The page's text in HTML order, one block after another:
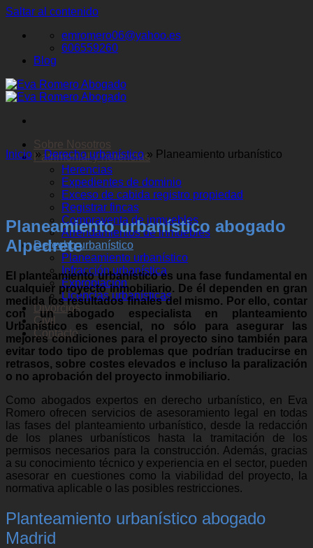
Saltar al contenido
emromero06@yahoo.es
606559260
Blog
Sobre Nosotros
Patrimonial y herencias
Herencias
Expedientes de dominio
Exceso de cabida registro propiedad
Registrar fincas
Compraventa de inmuebles
Arrendamientos de inmuebles
Derecho urbanístico
Planeamiento urbanístico
Infracción urbanística
Expropiación
Licencias urbanísticas
Divorcios
Civil
Contacto
Inicio » Derecho urbanístico » Planeamiento urbanístico
Planeamiento urbanístico abogado
Alpedrete
El planteamiento urbanístico es una fase fundamental en
cualquier proyecto inmobiliario. De él dependen en gran
medida los resultados finales del mismo. Por ello, contar
con un abogado especialista en planteamiento
Urbanístico es esencial, no sólo para asegurar las
mejores condiciones para el proyecto sino también para
evitar todo tipo de problemas que podrían traducirse en
retrasos, sobre costes elevados e incluso la paralización
o no aprobación del proyecto inmobiliario.
Como abogados expertos en derecho urbanístico, en Eva
Romero ofrecen servicios de asesoramiento legal en todas
las fases del planteamiento urbanístico, desde la redacción
de los planes urbanísticos hasta la tramitación de los
permisos necesarios para la construcción. Además, gracias
a su conocimiento técnico y experiencia en el sector, pueden
asesorar en cuestiones como la viabilidad del proyecto, la
normativa aplicable o las posibles restricciones.
Planteamiento urbanístico abogado
Madrid